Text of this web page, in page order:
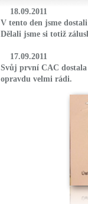
18.09.2011
V tento den jsme
Dělali jsme si totiž
17.09.2011
Svůj první CAC
opravdu velmi rádi.